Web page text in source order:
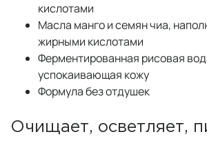
кислотами
Масла манго и семян чиа,
жирными кислотами
Ферментированная рисовая
успокаивающая кожу
Формула без отдушек
Очищает, осветляет,